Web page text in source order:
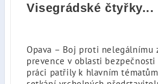
Visegrádské čtyřky...
Opava – Boj proti nelegálnímu
prevence v oblasti
práci patřily k hlavním